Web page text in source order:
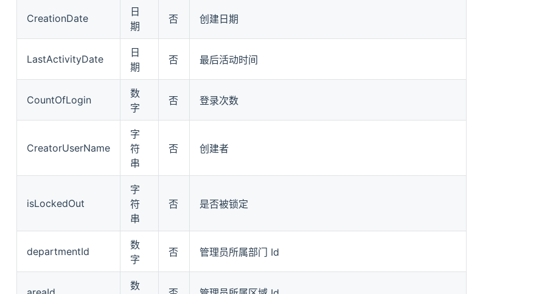
CreationDate
日
期
否 创建日期
LastActivityDate
日
期
否 最后活动时间
CountOfLogin
数
字
否 登录次数
CreatorUserName
字
符
串
否 创建者
isLockedOut
字
符
串
否 是否被锁定
departmentId
数
字
否 管理员所属部门 Id
数